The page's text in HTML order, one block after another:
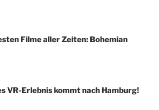
Filme aller Zeiten: Bohemian
VR-Erlebnis kommt nach Hamburg!